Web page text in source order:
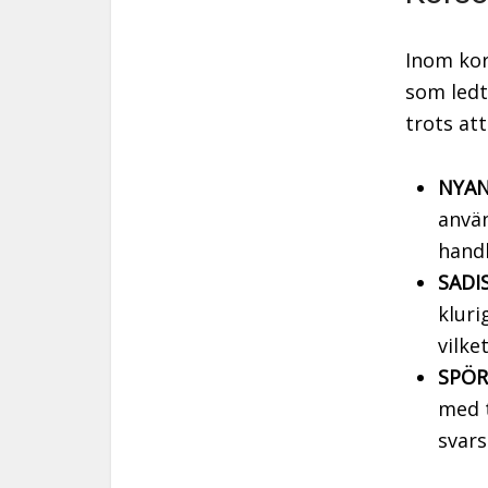
Inom
som
trots att
med